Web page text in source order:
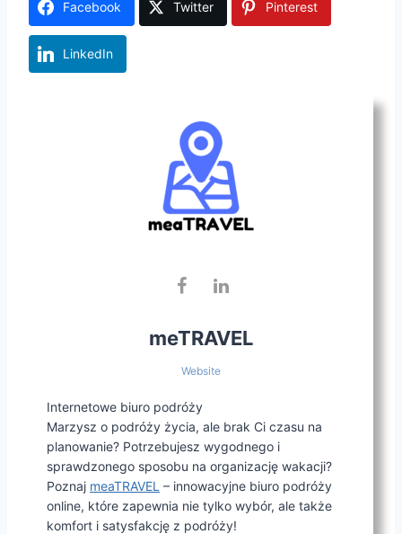
Facebook Twitter Pinterest
LinkedIn
meTRAVEL
Website
Internetowe biuro podróży
Marzysz o podróży życia, ale brak Ci czasu na
planowanie? Potrzebujesz wygodnego i
sprawdzonego sposobu na organizację wakacji?
Poznaj meaTRAVEL – innowacyjne biuro podróży
online, które zapewnia nie tylko wybór, ale także
komfort i satysfakcję z podróży!